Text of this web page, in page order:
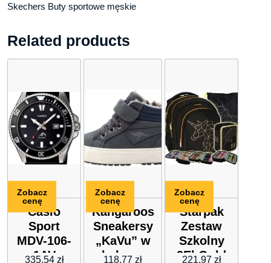
Skechers Buty sportowe męskie
Related products
Casio
Sport
MDV-106-
1AV
335,54 zł
Zobacz
cenę
Kangaroos
Sneakersy
„KaVu” w
kolorze
118,77 zł
Zobacz
cenę
Starpak
Zestaw
Szkolny
3El Gold
221,97 zł
Zobacz
cenę